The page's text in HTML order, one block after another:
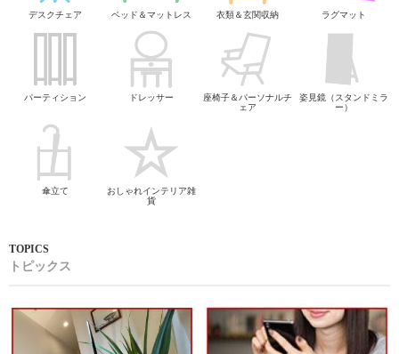
デスクチェア ベッド＆マットレス 衣類＆玄関収納 ラグマット
パーティション ドレッサー
座椅子＆パーソナルチ
ェア
姿見鏡（スタンドミラ
ー）
傘立て
おしゃれインテリア雑
貨
トピックス